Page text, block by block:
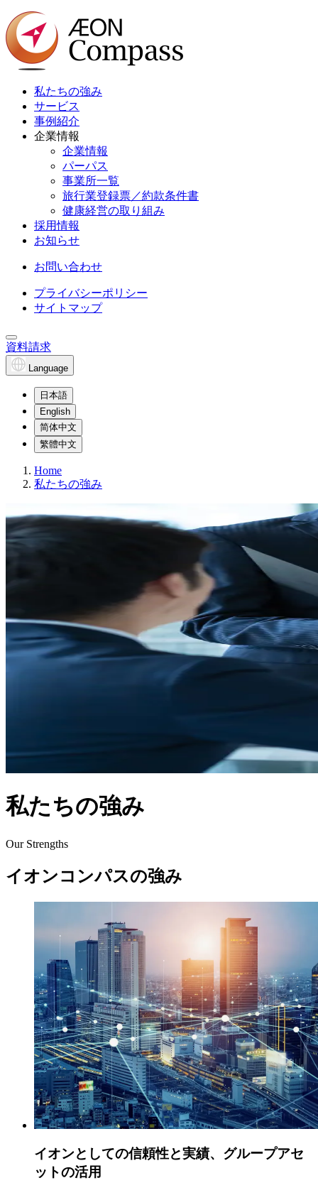
私たちの強み
サービス
事例紹介
企業情報
企業情報
パーパス
事業所一覧
旅行業登録票／約款条件書
健康経営の取り組み
採用情報
お知らせ
お問い合わせ
プライバシーポリシー
サイトマップ
資料請求
Language
日本語
English
简体中文
繁體中文
Home
私たちの強み
私たちの強み
Our Strengths
イオンコンパスの強み
イオンとしての信頼性と実績、グループアセ
ットの活用